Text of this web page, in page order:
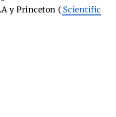
y Princeton ( Scientific